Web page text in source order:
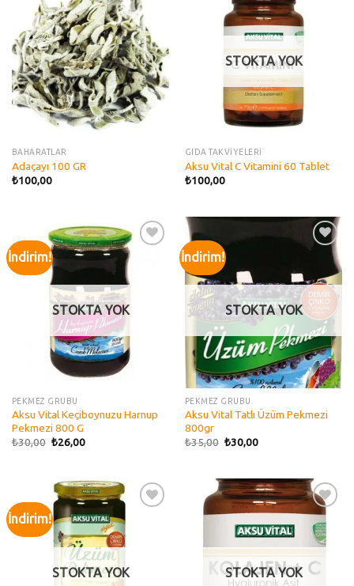
Add to
wishlist
BAHARATLAR
Adaçayı 100 GR
₺100,00
wishlist
STOKTA YOK
GIDA TAKVİYELERİ
Aksu Vital C Vitamini 60 Tablet
₺100,00
İndirim!
STOKTA YOK
PEKMEZ GRUBU
Aksu Vital Keçiboynuzu Harnup
Pekmezi 800 G
₺30,00 ₺26,00
İndirim!
Add to
wishlist
STOKTA YOK
PEKMEZ GRUBU
Aksu Vital Tatlı Üzüm Pekmezi
800gr
₺35,00 ₺30,00
İndirim!
STOKTA YOK
Add to
wishlist
STOKTA YOK